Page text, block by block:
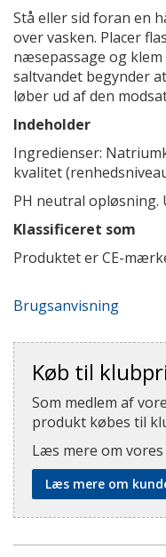
Stå eller sid foran en
over vasken. Placer
næsepassage og
saltvandet begynder
løber ud af den
Indeholder
Ingredienser:
kvalitet
PH neutral opløsning.
Klassificeret som
Produktet er CE-
Brugsanvisning
Køb til
Som medlem af
produkt købes til
Læs mere om
Læs mere om